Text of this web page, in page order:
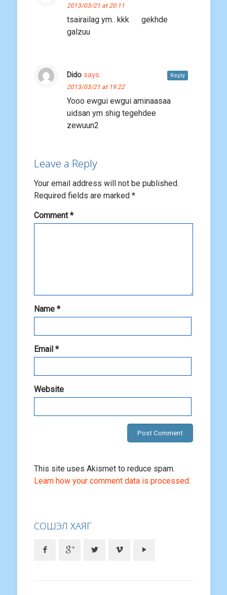
2013/03/21 at 20:11
tsairailag ym.. kkk gekhde
galzuu
Dido says:
2013/03/21 at 19:22
Yooo ewgui ewgui aminaasaa
uidsan ym shig tegehdee
zewuun2
Reply
Leave a Reply
Your email address will not be published.
Required fields are marked *
Comment*
Name *
Email *
Website
This site uses Akismet to reduce spam.
Learn how your comment data is processed.
СОШЭЛ ХАЯГ